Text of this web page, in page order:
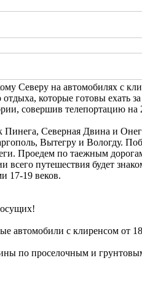
Северу на автомобилях с
которые готовы ехать
совершив телепортацию на
Пинега, Северная Двина и
Вытегру и Вологду.
Проедем по таежным
путешествия будет
17-19 веков.
автомобили с клиренсом от
по проселочным и